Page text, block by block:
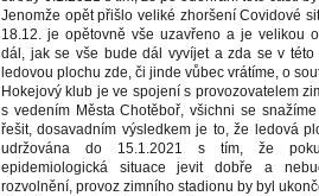
Jenomže opět přišlo veliké zhoršení Covidové
18.12. je opětovně vše uzavřeno a je velikou
dál, jak se vše bude dál vyvíjet a zda se v této
ledovou plochu zde, či jinde vůbec vrátíme, o
Hokejový klub je ve spojení s provozovatelem
s vedením Města Chotěboř, všichni se
řešit, dosavadním výsledkem je to, že ledová
udržována do 15.1.2021 s tím, že
epidemiologická situace jevit dobře a
rozvolnění, provoz zimního stadionu by byl